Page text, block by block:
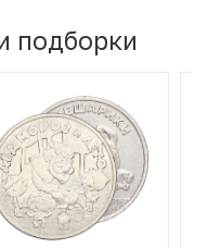
подборки